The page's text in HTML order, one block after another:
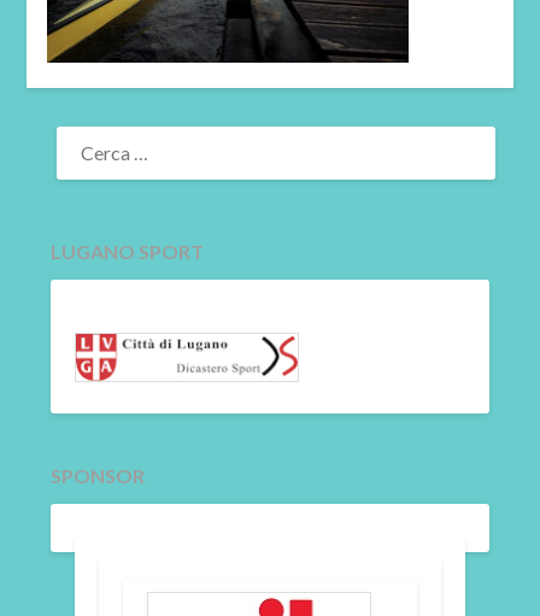
RICERCA
PER:
LUGANO SPORT
SPONSOR